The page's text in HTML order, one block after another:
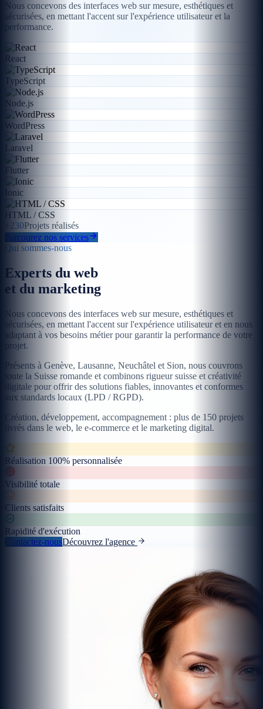
Nous concevons des interfaces web sur mesure, esthétiques et
sécurisées, en mettant l'accent sur l'expérience utilisateur et la
performance.
React
TypeScript
Node.js
WordPress
Laravel
Flutter
Ionic
HTML / CSS
+230Projets réalisés
Parcourez nos services
Qui sommes-nous
Experts du web
et du marketing
Nous concevons des interfaces web sur mesure, esthétiques et
sécurisées, en mettant l'accent sur l'expérience utilisateur et en nous
adaptant à vos besoins métier pour garantir la performance de votre
projet.
Présents à Genève, Lausanne, Neuchâtel et Sion, nous couvrons
toute la Suisse romande et combinons rigueur suisse et créativité
digitale pour offrir des solutions fiables, innovantes et conformes
aux standards locaux (LPD / RGPD).
Création, développement, accompagnement : plus de 150 projets
livrés dans le web, le e-commerce et le marketing digital.
Réalisation 100% personnalisée
Visibilité totale
Clients satisfaits
Rapidité d'exécution
Contactez-nousDécouvrez l'agence